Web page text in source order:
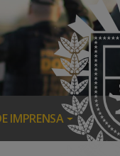
IMPRENSA